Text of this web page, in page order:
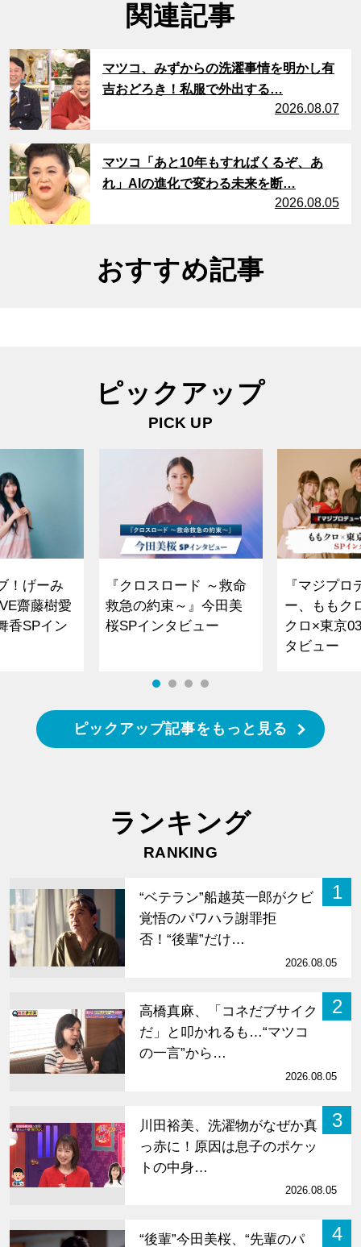
関連記事
サムネイル
マツコ、みずからの洗濯事情を明かし有
吉おどろき！私服で外出する…
2026.08.07
マツコ「あと10年もすればくるぞ、あ
れ」AIの進化で変わる未来を断…
2026.08.05
おすすめ記事
ピックアップ
PICK UP
！げーみ
齋藤樹愛
香SPイン
『クロスロード ～救命
救急の約束～』今田美
桜SPインタビュー
『マジプロ
ー、ももク
クロ×東京
タビュー
ピックアップ記事をもっと見る
ランキング
RANKING
1
“ベテラン”船越英一郎がクビ
覚悟のパワハラ謝罪拒
否！“後輩”だけ…
2026.08.05
2
高橋真麻、「コネだブサイク
だ」と叩かれるも…“マツコ
の一言”から…
2026.08.05
3
川田裕美、洗濯物がなぜか真
っ赤に！原因は息子のポケッ
トの中身…
2026.08.05
4
“後輩”今田美桜、“先輩のパ